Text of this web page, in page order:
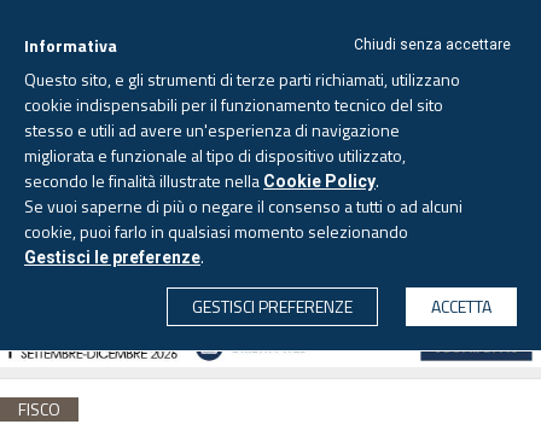
CERCA
Lunedì, 10 agosto 2026 - Aggiornato alle 6.00
FISCO
Chiudi senza accettare
Informativa
Questo sito, e gli strumenti di terze parti richiamati, utilizzano
cookie indispensabili per il funzionamento tecnico del sito
stesso e utili ad avere un'esperienza di navigazione
migliorata e funzionale al tipo di dispositivo utilizzato,
secondo le finalità illustrate nella Cookie Policy.
Se vuoi saperne di più o negare il consenso a tutti o ad alcuni
cookie, puoi farlo in qualsiasi momento selezionando
Gestisci le preferenze.
GESTISCI PREFERENZE
ACCETTA